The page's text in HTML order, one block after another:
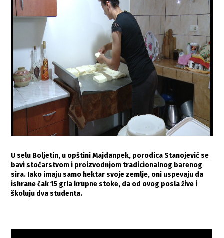
U selu Boljetin, u opštini Majdanpek, porodica Stanojević se
bavi stočarstvom i proizvodnjom tradicionalnog barenog
sira. Iako imaju samo hektar svoje zemlje, oni uspevaju da
ishrane čak 15 grla krupne stoke, da od ovog posla žive i
školuju dva studenta.